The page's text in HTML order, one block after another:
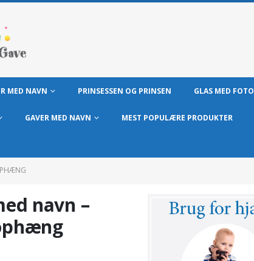
MED NAVN PRINSESSEN OG PRINSEN GLAS MED FOTO
GAVER MED NAVN MEST POPULÆRE PRODUKTER
navn –